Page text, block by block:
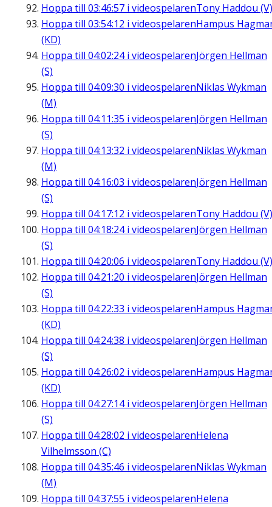
Hoppa till 03:46:57 i videospelarenTony Haddou (V)
Hoppa till 03:54:12 i videospelarenHampus
(KD)
Hoppa till 04:02:24i videospelarenJörgen Hellman
(S)
Hoppa till 04:09:30 i videospelarenNiklas Wykman
(M)
Hoppa till 04:11:35 i videospelarenJörgen Hellman
(S)
Hoppa till 04:13:32 i videospelarenNiklas Wykman
(M)
Hoppa till 04:16:03 i videospelarenJörgen Hellman
(S)
Hoppa till 04:17:12 i videospelarenTony Haddou (V)
Hoppa till 04:18:24i videospelarenJörgen Hellman
(S)
Hoppa till 04:20:06 i videospelarenTony Haddou (V)
Hoppa till 04:21:20 i videospelarenJörgen Hellman
(S)
Hoppa till 04:22:33 i videospelarenHampus
(KD)
Hoppa till 04:24:38 i videospelarenJörgen Hellman
(S)
Hoppa till 04:26:02 i videospelarenHampus
(KD)
Hoppa till 04:27:14i videospelarenJörgen Hellman
(S)
Hoppa till 04:28:02 i videospelarenHelena
Vilhelmsson (C)
Hoppa till 04:35:46 i videospelarenNiklas Wykman
(M)
Hoppa till 04:37:55 i videospelarenHelena